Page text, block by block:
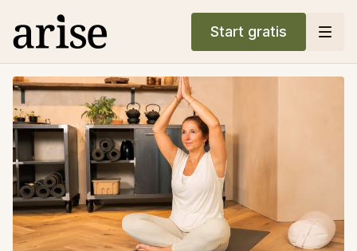
Start gratis